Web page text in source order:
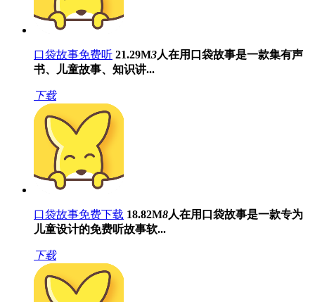
口袋故事免费听 21.29M3人在用 口袋故事是一款集有声
书、儿童故事、知识讲...
下载
口袋故事免费下载 18.82M8人在用 口袋故事是一款专为
儿童设计的免费听故事软...
下载